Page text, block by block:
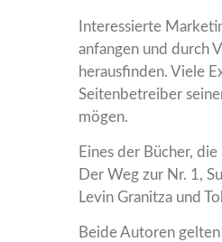
Interessierte
anfangen und durch
herausfinden. Viele
Seitenbetreiber
mögen.
Eines der Bücher,
Der Weg zur Nr. 1,
Levin Granitza und
Beide Autoren